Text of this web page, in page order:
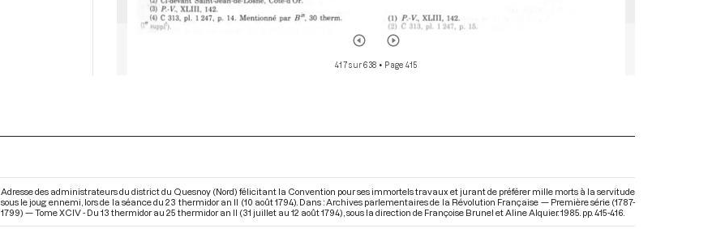
417 sur 638 • Page 415
Adresse des administrateurs du district du Quesnoy (Nord) félicitant la Convention pour ses immortels travaux et jurant de préférer mille morts à la servitude
sous le joug ennemi, lors de la séance du 23 thermidor an II (10 août 1794). Dans : Archives parlementaires de la Révolution Française — Première série (1787-
1799) — Tome XCIV - Du 13 thermidor au 25 thermidor an II (31 juillet au 12 août 1794) , sous la direction de Françoise Brunel et Aline Alquier. 1985. pp. 415-416.